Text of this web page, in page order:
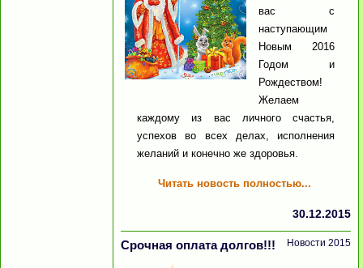
вас с
наступающим
Новым 2016
Годом и
Рождеством!
Желаем
каждому из вас личного счастья,
успехов во всех делах, исполнения
желаний и конечно же здоровья.
Читать новость полностью...
30.12.2015
Срочная оплата долгов!!! Новости 2015